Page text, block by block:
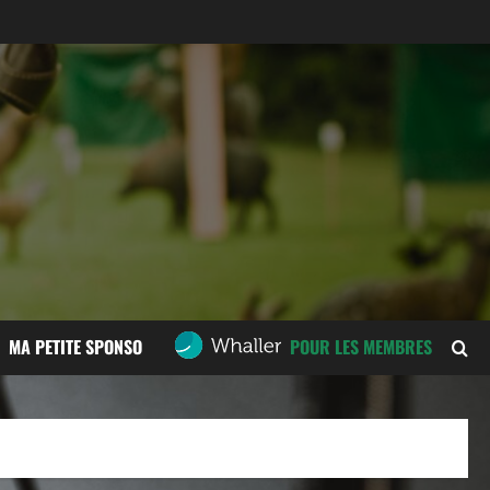
MA PETITE SPONSO POUR LES MEMBRES